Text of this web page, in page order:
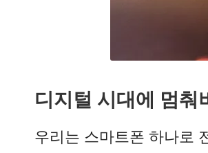
디지털 시대에 멈춰
우리는 스마트폰 하나로